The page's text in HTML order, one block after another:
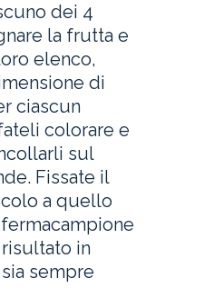
dei 4
la frutta e
elenco,
di
ciascun
colorare e
sul
Fissate il
a quello
in
sempre